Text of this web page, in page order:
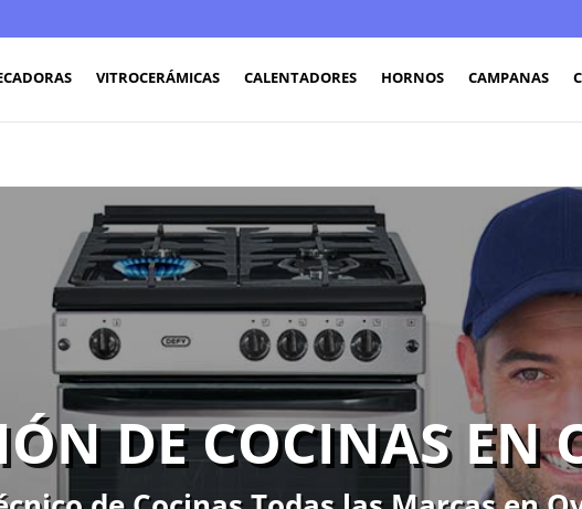
VITROCERÁMICAS CALENTADORES HORNOS CAMPANAS
DE COCINAS EN